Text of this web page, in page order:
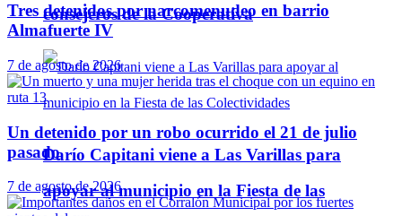
consejeros de la Cooperativa
Darío Capitani viene a Las Varillas para
apoyar al municipio en la Fiesta de las
Tres detenidos por narcomenudeo en barrio
Almafuerte IV
7 de agosto de 2026
Un detenido por un robo ocurrido el 21 de julio
pasado
7 de agosto de 2026